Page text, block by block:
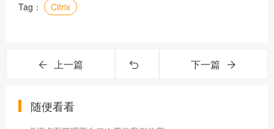
Tag： Citrix
上一篇 下一篇
随便看看